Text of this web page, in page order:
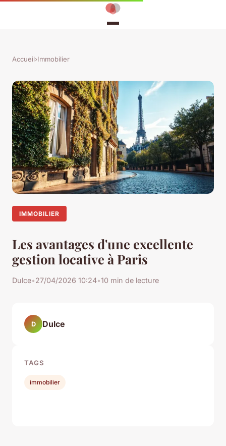
Accueil›Immobilier
IMMOBILIER
Les avantages d'une excellente
gestion locative à Paris
Dulce•27/04/2026 10:24•10 min de lecture
D Dulce
TAGS
immobilier